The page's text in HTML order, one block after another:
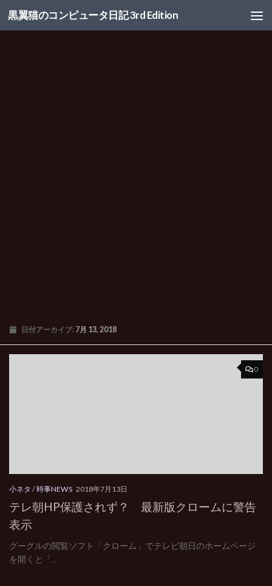
コンテンツへスキップ
黒翼猫のコンピュータ日記 3rd Edition
日付アーカイブ: 7月 13, 2018
0
小ネタ /時事NEWS 2018年7月13日
テレ朝HP保護されず？ 最新版クロームに警告
表示
グーグルの閲覧ソフト「クローム」でテレビ朝日のホームページ
を開くと「...